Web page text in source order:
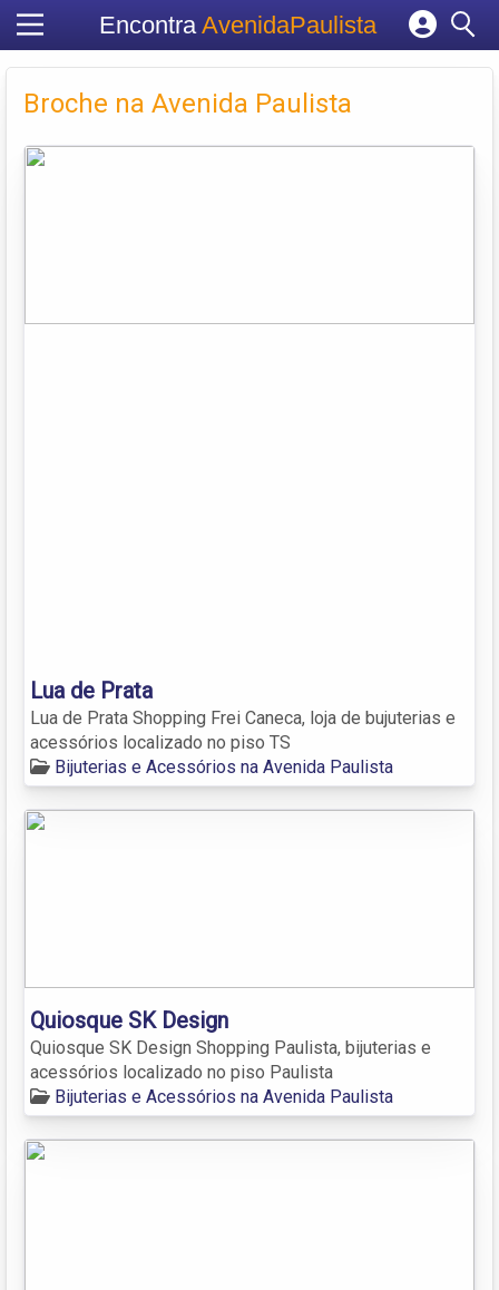
EncontraAvenidaPaulista
Cadastrar empresa
Criar conta
Broche na Avenida Paulista
Lua de Prata
Lua de Prata Shopping Frei Caneca, loja de bujuterias e
acessórios localizado no piso TS
Bijuterias e Acessórios na Avenida Paulista
Quiosque SK Design
Quiosque SK Design Shopping Paulista, bijuterias e
acessórios localizado no piso Paulista
Bijuterias e Acessórios na Avenida Paulista